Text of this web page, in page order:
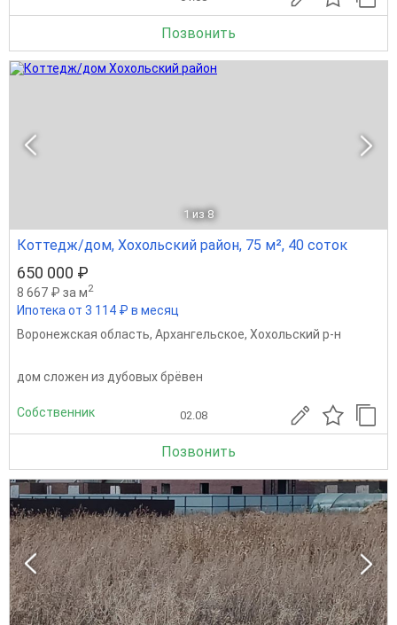
Позвонить
1 из 8
Коттедж/дом, Хохольский район, 75 м², 40 соток
650 000 ₽
8 667 ₽ за м2
Ипотека от 3 114 ₽ в месяц
Воронежская область, Архангельское, Хохольский р-н
дом сложен из дубовых брёвен
Собственник 02.08
Позвонить